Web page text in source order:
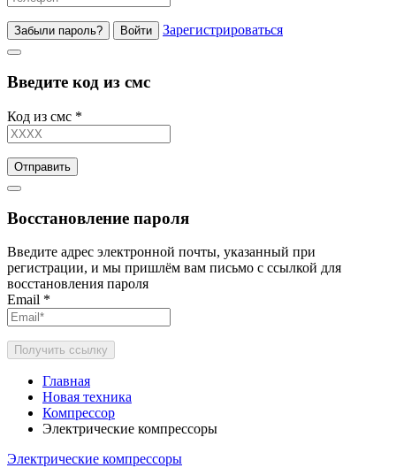
Забыли пароль? Войти Зарегистрироваться
Введите код из смс
Код из смс *
Отправить
Восстановление пароля
Введите адрес электронной почты, указанный при
регистрации, и мы пришлём вам письмо с ссылкой для
восстановления пароля
Email *
Получить ссылку
Главная
Новая техника
Компрессор
Электрические компрессоры
Электрические компрессоры